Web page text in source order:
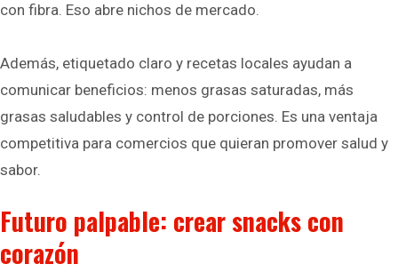
con fibra. Eso abre nichos de mercado.
Además, etiquetado claro y recetas locales ayudan a
comunicar beneficios: menos grasas saturadas, más
grasas saludables y control de porciones. Es una ventaja
competitiva para comercios que quieran promover salud y
sabor.
Futuro palpable: crear snacks con
corazón